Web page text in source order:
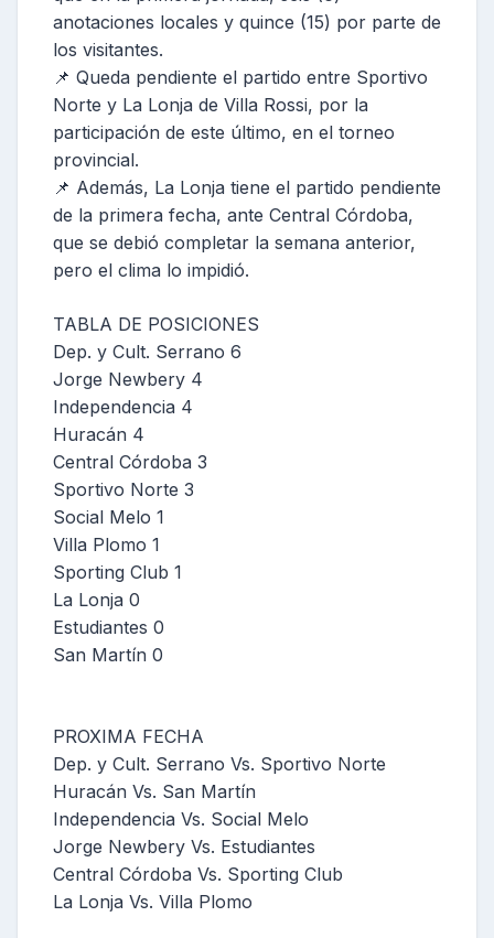
anotaciones locales y quince (15) por parte de
los visitantes.
📌 Queda pendiente el partido entre Sportivo
Norte y La Lonja de Villa Rossi, por la
participación de este último, en el torneo
provincial.
📌 Además, La Lonja tiene el partido pendiente
de la primera fecha, ante Central Córdoba,
que se debió completar la semana anterior,
pero el clima lo impidió.
TABLA DE POSICIONES
Dep. y Cult. Serrano 6
Jorge Newbery 4
Independencia 4
Huracán 4
Central Córdoba 3
Sportivo Norte 3
Social Melo 1
Villa Plomo 1
Sporting Club 1
La Lonja 0
Estudiantes 0
San Martín 0
PROXIMA FECHA
Dep. y Cult. Serrano Vs. Sportivo Norte
Huracán Vs. San Martín
Independencia Vs. Social Melo
Jorge Newbery Vs. Estudiantes
Central Córdoba Vs. Sporting Club
La Lonja Vs. Villa Plomo